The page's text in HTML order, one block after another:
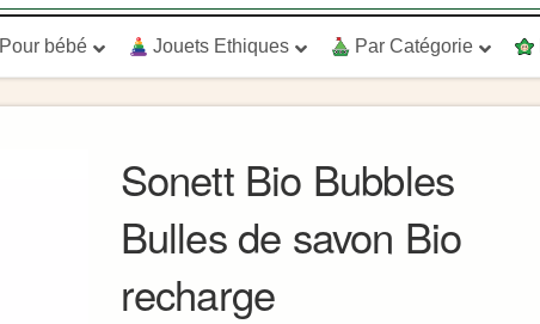
Pour bébé Jouets Ethiques Par Catégorie
Sonett Bio Bubbles
Bulles de savon Bio
recharge